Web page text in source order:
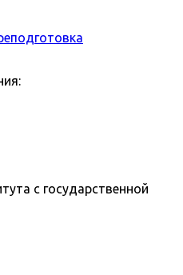
с государственной